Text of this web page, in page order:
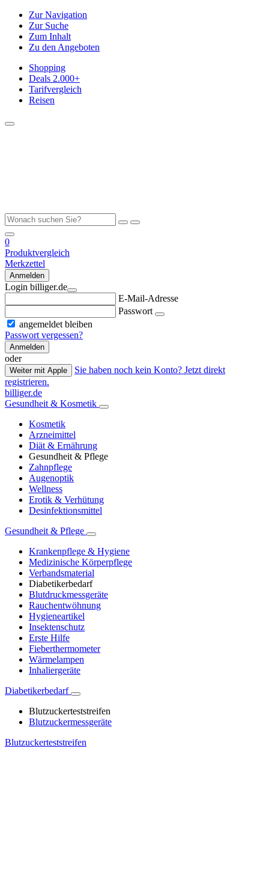
Zur Navigation
Zur Suche
Zum Inhalt
Zu den Angeboten
Shopping
Deals 2.000+
Tarifvergleich
Reisen
0
Produktvergleich
Merkzettel
Anmelden
Login billiger.de
E-Mail-Adresse
Passwort
angemeldet bleiben
Passwort vergessen?
Anmelden
oder
Weiter mit Apple
Sie haben noch kein Konto? Jetzt direkt
registrieren.
billiger.de
Gesundheit & Kosmetik
Kosmetik
Arzneimittel
Diät & Ernährung
Gesundheit & Pflege
Zahnpflege
Augenoptik
Wellness
Erotik & Verhütung
Desinfektionsmittel
Gesundheit & Pflege
Krankenpflege & Hygiene
Medizinische Körperpflege
Verbandsmaterial
Diabetikerbedarf
Blutdruckmessgeräte
Rauchentwöhnung
Hygieneartikel
Insektenschutz
Erste Hilfe
Fieberthermometer
Wärmelampen
Inhaliergeräte
Diabetikerbedarf
Blutzuckerteststreifen
Blutzuckermessgeräte
Blutzuckerteststreifen